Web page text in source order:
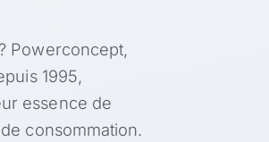
? Powerconcept,
1995,
essence de
consommation.